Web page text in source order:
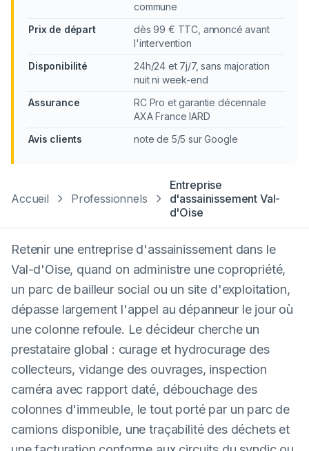
commune
Prix de départ
dès 99 € TTC, annoncé avant
l'intervention
Disponibilité
24h/24 et 7j/7, sans majoration
nuit ni week-end
Assurance
RC Pro et garantie décennale
AXA France IARD
Avis clients
note de 5/5 sur Google
Accueil Professionnels
Entreprise
d'assainissement Val-
d'Oise
Retenir une entreprise d'assainissement dans le
Val-d'Oise, quand on administre une copropriété,
un parc de bailleur social ou un site d'exploitation,
dépasse largement l'appel au dépanneur le jour où
une colonne refoule. Le décideur cherche un
prestataire global : curage et hydrocurage des
collecteurs, vidange des ouvrages, inspection
caméra avec rapport daté, débouchage des
colonnes d'immeuble, le tout porté par un parc de
camions disponible, une traçabilité des déchets et